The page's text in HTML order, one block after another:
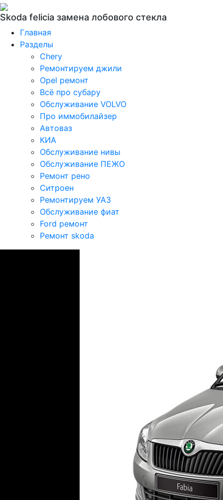
Skoda felicia замена лобового стекла
Главная
Разделы
Chery
Ремонтируем джили
Opel ремонт
Всё про субару
Обслуживание VOLVO
Про иммобилайзер
Автоваз
КИА
Обслуживание нивы
Обслуживание ПЕЖО
Ремонт рено
Ситроен
Ремонтируем УАЗ
Обслуживание фиат
Ford ремонт
Ремонт skoda